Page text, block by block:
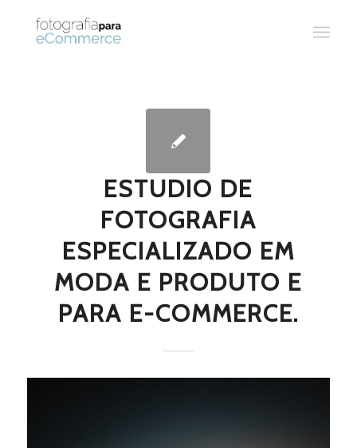
ESTUDIO DE
FOTOGRAFIA
ESPECIALIZADO EM
MODA E PRODUTO E
PARA E-COMMERCE.